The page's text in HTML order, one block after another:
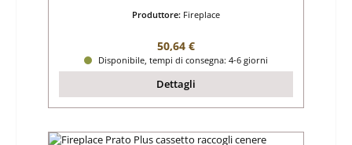
Produttore: Fireplace
Prezzo normale:
50,64 €
Disponibile, tempi di consegna: 4-6 giorni
Dettagli